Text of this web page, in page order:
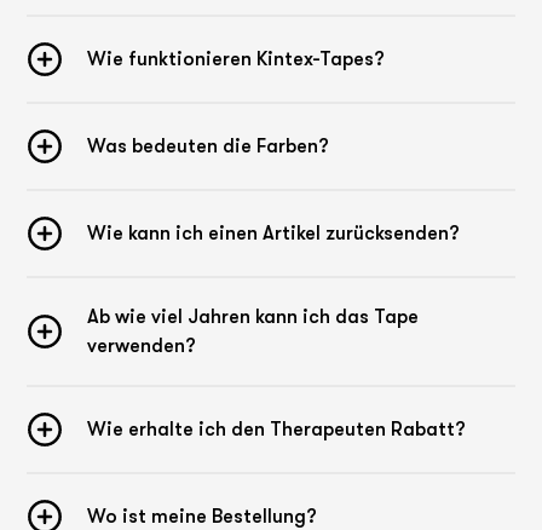
Wie funktionieren Kintex-Tapes?
Was bedeuten die Farben?
Wie kann ich einen Artikel zurücksenden?
Ab wie viel Jahren kann ich das Tape
verwenden?
Wie erhalte ich den Therapeuten Rabatt?
Wo ist meine Bestellung?